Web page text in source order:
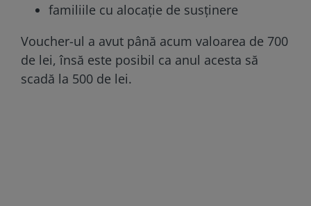
familiile cu alocație de susținere
Voucher-ul a avut până acum valoarea de 700
de lei, însă este posibil ca anul acesta să
scadă la 500 de lei.